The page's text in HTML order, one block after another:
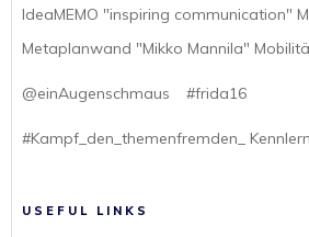
IdeaMEMO "inspiring communication"
Metaplanwand "Mikko Mannila"
@einAugenschmaus #frida16
#Kampf_den_themenfremden_
USEFUL LINKS